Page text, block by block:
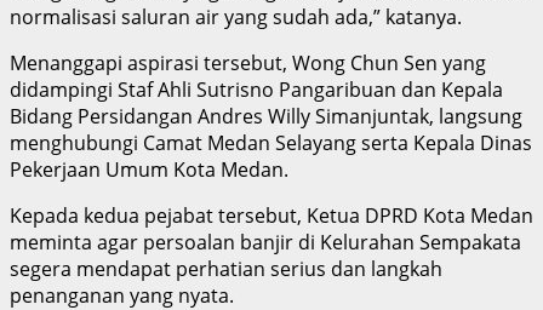
normalisasi saluran air yang sudah ada,” katanya.
Menanggapi aspirasi tersebut, Wong Chun Sen yang
didampingi Staf Ahli Sutrisno Pangaribuan dan Kepala
Bidang Persidangan Andres Willy Simanjuntak, langsung
menghubungi Camat Medan Selayang serta Kepala Dinas
Pekerjaan Umum Kota Medan.
Kepada kedua pejabat tersebut, Ketua DPRD Kota Medan
meminta agar persoalan banjir di Kelurahan Sempakata
segera mendapat perhatian serius dan langkah
penanganan yang nyata.